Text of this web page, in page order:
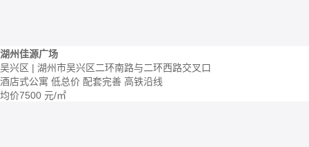
湖州佳源广场
吴兴区 | 湖州市吴兴区二环南路与二环西路交叉口
酒店式公寓 低总价 配套完善 高铁沿线
均价7500 元/㎡